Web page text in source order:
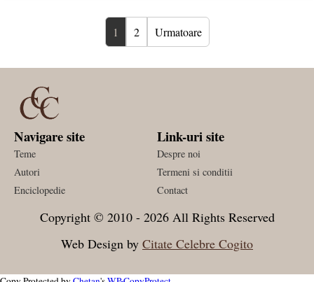
1 2 Urmatoare
Navigare site
Teme
Autori
Enciclopedie
Link-uri site
Despre noi
Termeni si conditii
Contact
Copyright © 2010 - 2026 All Rights Reserved
Web Design by Citate Celebre Cogito